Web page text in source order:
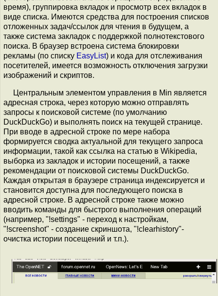
время), группировка вкладок и просмотр всех вкладок в
виде списка. Имеются средства для построения списков
отложенных задач/ссылок для чтения в будущем, а
также система закладок с поддержкой полнотекстового
поиска. В браузер встроена система блокировки
рекламы (по списку EasyList) и кода для отслеживания
посетителей, имеется возможность отключения загрузки
изображений и скриптов.
Центральным элементом управления в Min является
адресная строка, через которую можно отправлять
запросы к поисковой системе (по умолчанию
DuckDuckGo) и выполнять поиск на текущей странице.
При вводе в адресной строке по мере набора
формируется сводка актуальной для текущего запроса
информации, такой как ссылка на статью в Wikipedia,
выборка из закладок и истории посещений, а также
рекомендации от поисковой системы DuckDuckGo.
Каждая открытая в браузере страница индексируется и
становится доступна для последующего поиска в
адресной строке. В адресной строке также можно
вводить команды для быстрого выполнения операций
(например, "!settings" - переход к настройкам,
"!screenshot" - создание скриншота, "!clearhistory"-
очистка истории посещений и т.п.).